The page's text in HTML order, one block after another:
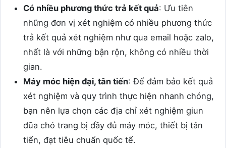
Có nhiều phương thức trả kết quả: Ưu tiên
những đơn vị xét nghiệm có nhiều phương thức
trả kết quả xét nghiệm như qua email hoặc zalo,
nhất là với những bận rộn, không có nhiều thời
gian.
Máy móc hiện đại, tân tiến: Để đảm bảo kết quả
xét nghiệm và quy trình thực hiện nhanh chóng,
bạn nên lựa chọn các địa chỉ xét nghiệm giun
đũa chó trang bị đầy đủ máy móc, thiết bị tân
tiến, đạt tiêu chuẩn quốc tế.